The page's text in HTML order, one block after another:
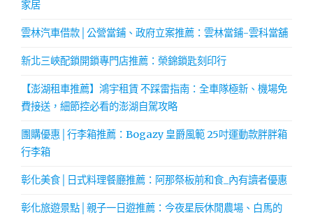
家居
雲林汽車借款│公營當鋪、政府立案推薦：雲林當鋪-雲科當舖
新北三峽配鎖開鎖專門店推薦：榮錦鎖匙刻印行
【澎湖租車推薦】鴻宇租賃 不踩雷指南：全車隊極新、機場免
費接送，細節控必看的澎湖自駕攻略
團購優惠│行李箱推薦：Bogazy 皇爵風範 25吋運動款胖胖箱
行李箱
彰化美食│日式料理餐廳推薦：阿那祭板前和食_內有讀者優惠
彰化旅遊景點│親子一日遊推薦：今夜星辰休閒農場、白馬的